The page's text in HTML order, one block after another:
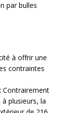
par bulles
à offrir une
contraintes
Contrairement
plusieurs, la